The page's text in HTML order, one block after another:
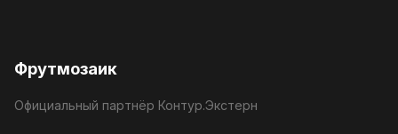
Фрутмозаик
Официальный партнёр Контур.Экстерн